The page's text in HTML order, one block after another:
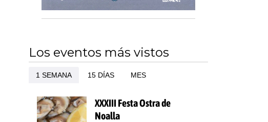
Los eventos más vistos
1 SEMANA 15 DÍAS MES
XXXIII Festa Ostra de
Noalla